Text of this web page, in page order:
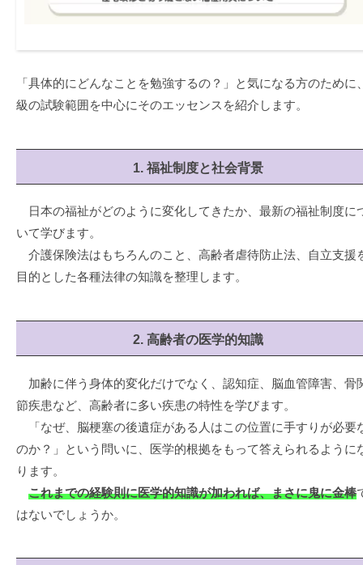
「具体的にどんなことを勉強するの？」と気になる方のために
級の試験範囲を中心にそのエッセンスを紹介します。
1. 福祉制度と社会背景
日本の福祉がどのように変化してきたか、最新の福祉制度に
いて学びます。
介護保険法はもちろんのこと、高齢者虐待防止法、自立支援
目的とした各種法律の知識を整理します。
2. 高齢者の医学的知識
加齢に伴う身体的変化だけでなく、認知症、脳血管障害、骨
節疾患など、高齢者に多い疾患の特性を学びます。
「なぜ、脳梗塞の後遺症がある人はこの位置に手すりが必要
のか？」という問いに、医学的根拠をもって答えられるように
ります。
これまでの経験則に医学的知識が加われば、まさに鬼に金棒
はないでしょうか。